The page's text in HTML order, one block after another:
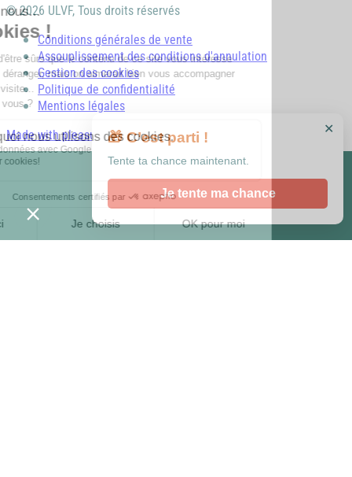
© 2026 ULVF, Tous droits réservés
Conditions générales de vente
Assouplissement des conditions d'annulation
Gestion des cookies
Politique de confidentialité
Mentions légales
Made with pleasure with
✕
🎁 C’est parti !
Tente ta chance maintenant.
Je tente ma chance